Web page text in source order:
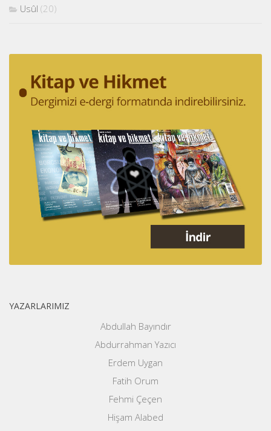
Usûl (20)
YAZARLARIMIZ
Abdullah Bayındır
Abdurrahman Yazıcı
Erdem Uygan
Fatih Orum
Fehmi Çeçen
Hişam Alabed